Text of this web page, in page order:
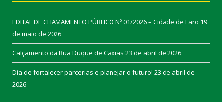
EDITAL DE CHAMAMENTO PÚBLICO Nº 01/2026 – Cidade de Faro 19
de maio de 2026
Calçamento da Rua Duque de Caxias 23 de abril de 2026
Dia de fortalecer parcerias e planejar o futuro! 23 de abril de
2026